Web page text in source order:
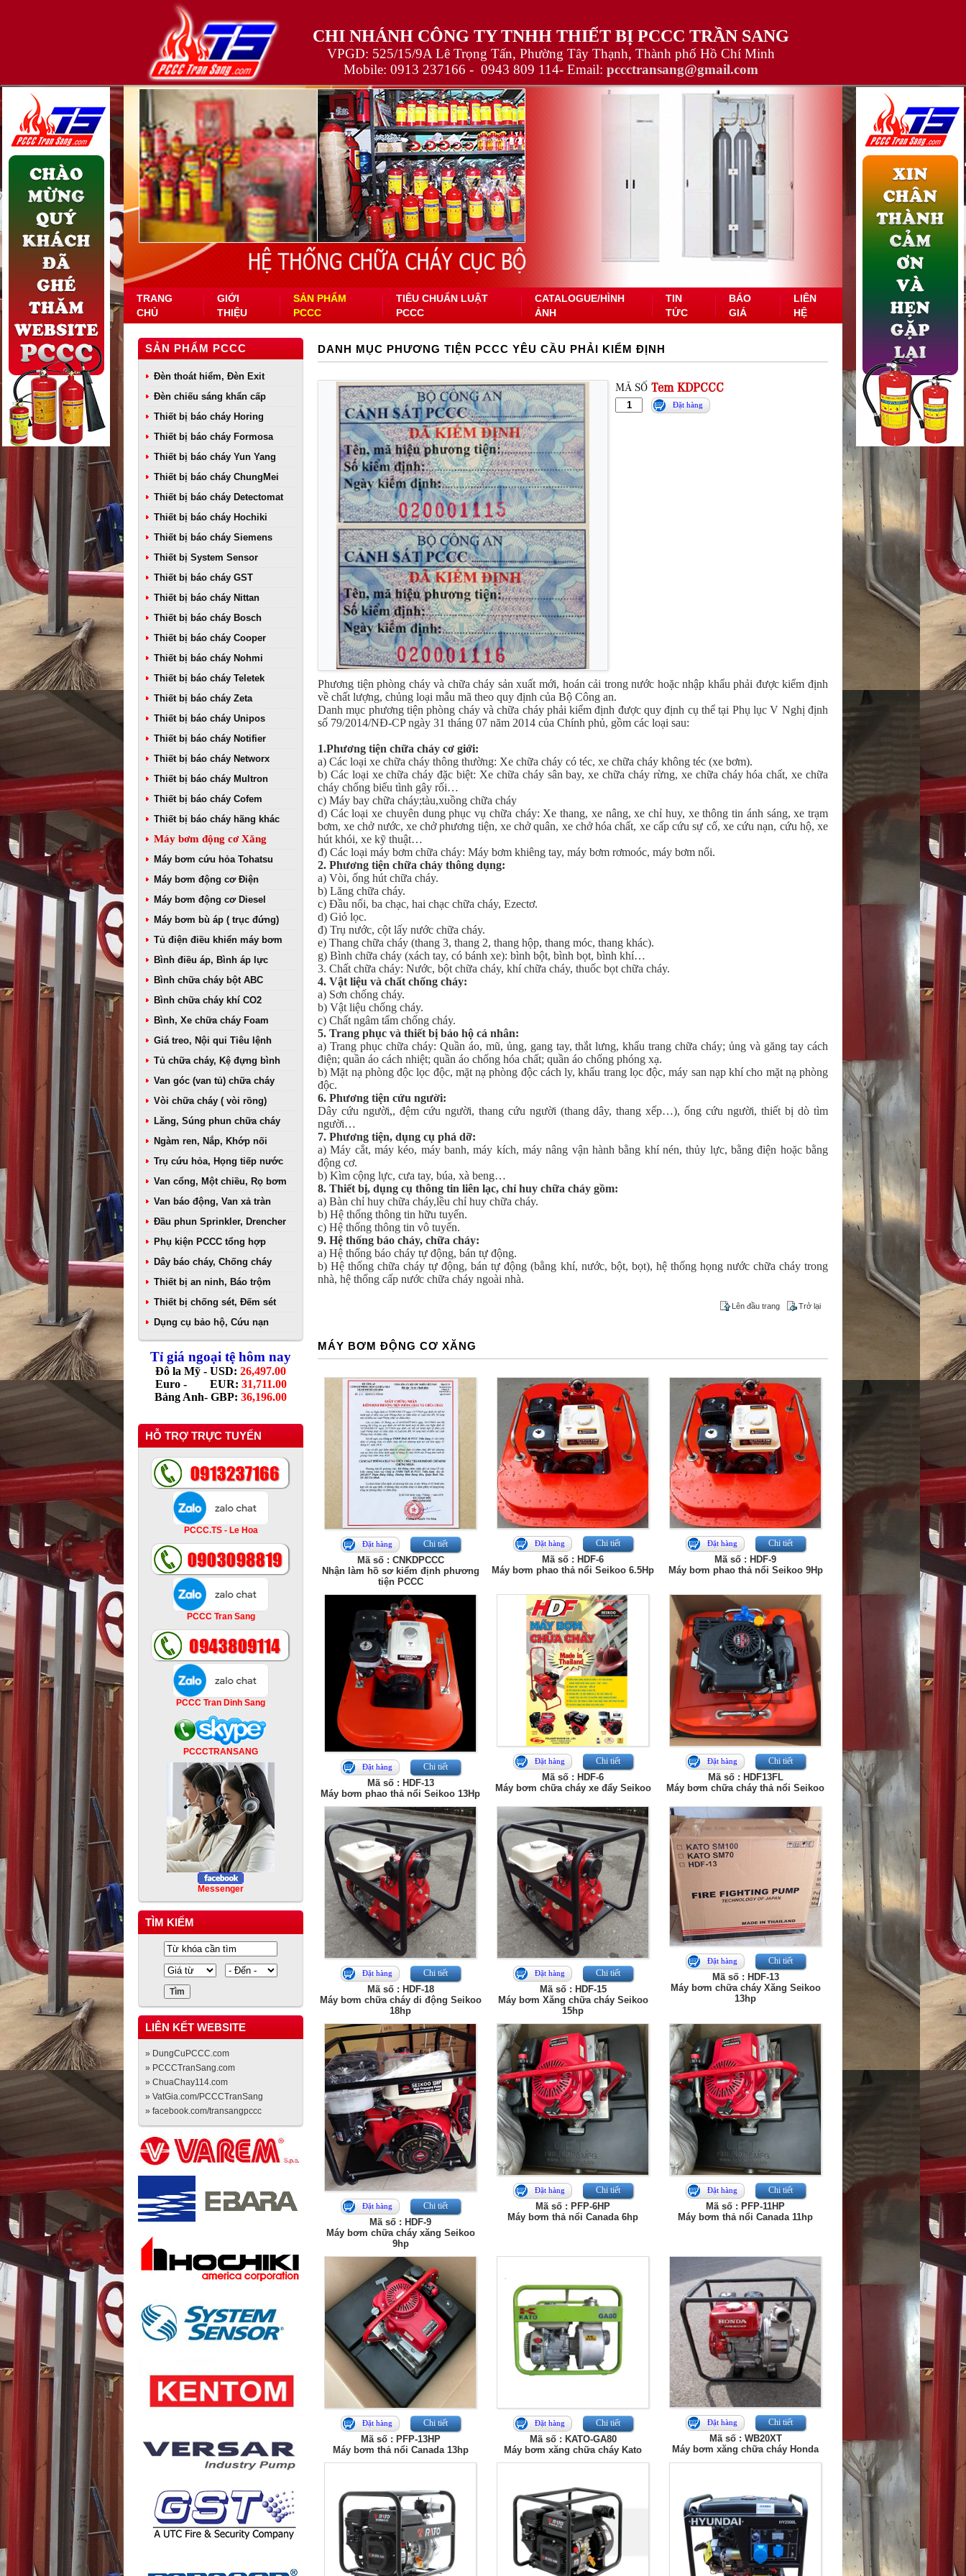
CHI NHÁNH CÔNG TY TNHH THIẾT BỊ PCCC TRẦN SANG
VPGD: 525/15/9A Lê Trọng Tấn, Phường Tây Thạnh, Thành phố Hồ Chí Minh
Mobile: 0913 237166 - 0943 809 114- Email: pccctransang@gmail.com
TRANG
CHỦ
GIỚI
THIỆU
SẢN PHẨM
PCCC
TIÊU CHUẨN LUẬT
PCCC
CATALOGUE/HÌNH
ẢNH
TIN
TỨC
BÁO
GIÁ
LIÊN
HỆ
SẢN PHẨM PCCC
Đèn thoát hiểm, Đèn Exit
Đèn chiếu sáng khẩn cấp
Thiết bị báo cháy Horing
Thiết bị báo cháy Formosa
Thiết bị báo cháy Yun Yang
Thiết bị báo cháy ChungMei
Thiết bị báo cháy Detectomat
Thiết bị báo cháy Hochiki
Thiết bị báo cháy Siemens
Thiết bị System Sensor
Thiết bị báo cháy GST
Thiết bị báo cháy Nittan
Thiết bị báo cháy Bosch
Thiết bị báo cháy Cooper
Thiết bị báo cháy Nohmi
Thiết bị báo cháy Teletek
Thiết bị báo cháy Zeta
Thiết bị báo cháy Unipos
Thiết bị báo cháy Notifier
Thiết bị báo cháy Networx
Thiết bị báo cháy Multron
Thiết bị báo cháy Cofem
Thiết bị báo cháy hãng khác
Máy bơm động cơ Xăng
Máy bơm cứu hỏa Tohatsu
Máy bơm động cơ Điện
Máy bơm động cơ Diesel
Máy bơm bù áp ( trục đứng)
Tủ điện điều khiển máy bơm
Bình điều áp, Bình áp lực
Bình chữa cháy bột ABC
Bình chữa cháy khí CO2
Bình, Xe chữa cháy Foam
Giá treo, Nội qui Tiêu lệnh
Tủ chữa cháy, Kệ đựng bình
Van góc (van tủ) chữa cháy
Vòi chữa cháy ( vòi rồng)
Lăng, Súng phun chữa cháy
Ngàm ren, Nắp, Khớp nối
Trụ cứu hỏa, Họng tiếp nước
Van cổng, Một chiều, Rọ bơm
Van báo động, Van xả tràn
Đầu phun Sprinkler, Drencher
Phụ kiện PCCC tổng hợp
Dây báo cháy, Chống cháy
Thiết bị an ninh, Báo trộm
Thiết bị chống sét, Đếm sét
Dụng cụ bảo hộ, Cứu nạn
Tỉ giá ngoại tệ hôm nay
Đô la Mỹ - USD: 26,497.00
Euro - EUR: 31,711.00
Bảng Anh- GBP: 36,196.00
HỖ TRỢ TRỰC TUYẾN
PCCC.TS - Le Hoa
PCCC Tran Sang
PCCC Tran Dinh Sang
PCCCTRANSANG
Messenger
TÌM KIẾM
LIÊN KẾT WEBSITE
» DungCuPCCC.com
» PCCCTranSang.com
» ChuaChay114.com
» VatGia.com/PCCCTranSang
» facebook.com/transangpccc
DANH MỤC PHƯƠNG TIỆN PCCC YÊU CẦU PHẢI KIỂM ĐỊNH
MÃ SỐ Tem KDPCCC
Đặt hàng
Phương tiện phòng cháy và chữa cháy sản xuất mới, hoán cải trong nước hoặc nhập khẩu phải được kiểm định
về chất lượng, chủng loại mẫu mã theo quy định của Bộ Công an.
Danh mục phương tiện phòng cháy và chữa cháy phải kiểm định được quy định cụ thể tại Phụ lục V Nghị định
số 79/2014/NĐ-CP ngày 31 tháng 07 năm 2014 của Chính phủ, gồm các loại sau:
1.Phương tiện chữa cháy cơ giới:
a) Các loại xe chữa cháy thông thường: Xe chữa cháy có téc, xe chữa cháy không téc (xe bơm).
b) Các loại xe chữa cháy đặc biệt: Xe chữa cháy sân bay, xe chữa cháy rừng, xe chữa cháy hóa chất, xe chữa
cháy chống biểu tình gây rối…
c) Máy bay chữa cháy;tàu,xuồng chữa cháy
d) Các loại xe chuyên dung phục vụ chữa cháy: Xe thang, xe nâng, xe chỉ huy, xe thông tin ánh sáng, xe trạm
bơm, xe chở nước, xe chở phương tiện, xe chở quân, xe chở hóa chất, xe cấp cứu sự cố, xe cứu nạn, cứu hộ, xe
hút khói, xe kỹ thuật…
đ) Các loại máy bơm chữa cháy: Máy bơm khiêng tay, máy bơm rơmoóc, máy bơm nổi.
2. Phương tiện chữa cháy thông dụng:
a) Vòi, ống hút chữa cháy.
b) Lăng chữa cháy.
c) Đầu nối, ba chạc, hai chạc chữa cháy, Ezectơ.
d) Giỏ lọc.
đ) Trụ nước, cột lấy nước chữa cháy.
e) Thang chữa cháy (thang 3, thang 2, thang hộp, thang móc, thang khác).
g) Bình chữa cháy (xách tay, có bánh xe): bình bột, bình bọt, bình khí…
3. Chất chữa cháy: Nước, bột chữa cháy, khí chữa cháy, thuốc bọt chữa cháy.
4. Vật liệu và chất chống cháy:
a) Sơn chống cháy.
b) Vật liệu chống cháy.
c) Chất ngâm tẩm chống cháy.
5. Trang phục và thiết bị bảo hộ cá nhân:
a) Trang phục chữa cháy: Quần áo, mũ, ủng, gang tay, thắt lưng, khẩu trang chữa cháy; ủng và găng tay cách
điện; quần áo cách nhiệt; quần áo chống hóa chất; quần áo chống phóng xạ.
b) Mặt nạ phòng độc lọc độc, mặt nạ phòng độc cách ly, khẩu trang lọc độc, máy san nạp khí cho mặt nạ phòng
độc.
6. Phương tiện cứu người:
Dây cứu người,, đệm cứu người, thang cứu người (thang dây, thang xếp…), ống cứu người, thiết bị dò tìm
người…
7. Phương tiện, dụng cụ phá dỡ:
a) Máy cắt, máy kéo, máy banh, máy kích, máy nâng vận hành bằng khí nén, thủy lực, bằng điện hoặc bằng
động cơ.
b) Kìm cộng lực, cưa tay, búa, xà beng…
8. Thiết bị, dụng cụ thông tin liên lạc, chỉ huy chữa cháy gồm:
a) Bàn chỉ huy chữa cháy,lều chỉ huy chữa cháy.
b) Hệ thống thông tin hữu tuyến.
c) Hệ thống thông tin vô tuyến.
9. Hệ thống báo cháy, chữa cháy:
a) Hệ thống báo cháy tự động, bán tự động.
b) Hệ thống chữa cháy tự động, bán tự động (bằng khí, nước, bột, bọt), hệ thống họng nước chữa cháy trong
nhà, hệ thống cấp nước chữa cháy ngoài nhà.
Lên đầu trang Trở lại
MÁY BƠM ĐỘNG CƠ XĂNG
Đặt hàng Chi tiết
Mã số : CNKDPCCC
Nhận làm hồ sơ kiểm định phương
tiện PCCC
Đặt hàng Chi tiết
Mã số : HDF-6
Máy bơm phao thả nổi Seikoo 6.5Hp
Đặt hàng Chi tiết
Mã số : HDF-9
Máy bơm phao thả nổi Seikoo 9Hp
Đặt hàng Chi tiết
Mã số : HDF-13
Máy bơm phao thả nổi Seikoo 13Hp
Đặt hàng Chi tiết
Mã số : HDF-6
Máy bơm chữa cháy xe đẩy Seikoo
Đặt hàng Chi tiết
Mã số : HDF13FL
Máy bơm chữa cháy thả nổi Seikoo
Đặt hàng Chi tiết
Mã số : HDF-18
Máy bơm chữa cháy di động Seikoo
18hp
Đặt hàng Chi tiết
Mã số : HDF-15
Máy bơm Xăng chữa cháy Seikoo
15hp
Đặt hàng Chi tiết
Mã số : HDF-13
Máy bơm chữa cháy Xăng Seikoo
13hp
Đặt hàng Chi tiết
Mã số : HDF-9
Máy bơm chữa cháy xăng Seikoo
9hp
Đặt hàng Chi tiết
Mã số : PFP-6HP
Máy bơm thả nổi Canada 6hp
Đặt hàng Chi tiết
Mã số : PFP-11HP
Máy bơm thả nổi Canada 11hp
Đặt hàng Chi tiết
Mã số : PFP-13HP
Máy bơm thả nổi Canada 13hp
Đặt hàng Chi tiết
Mã số : KATO-GA80
Máy bơm xăng chữa cháy Kato
Đặt hàng Chi tiết
Mã số : WB20XT
Máy bơm xăng chữa cháy Honda